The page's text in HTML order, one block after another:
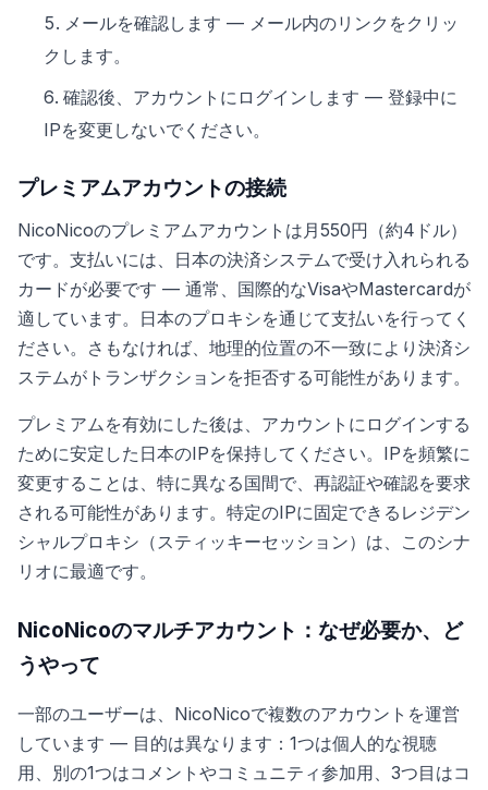
メールを確認します — メール内のリンクをクリッ
クします。
確認後、アカウントにログインします — 登録中に
IPを変更しないでください。
プレミアムアカウントの接続
NicoNicoのプレミアムアカウントは月550円（約4ドル）
です。支払いには、日本の決済システムで受け入れられる
カードが必要です — 通常、国際的なVisaやMastercardが
適しています。日本のプロキシを通じて支払いを行ってく
ださい。さもなければ、地理的位置の不一致により決済シ
ステムがトランザクションを拒否する可能性があります。
プレミアムを有効にした後は、アカウントにログインする
ために安定した日本のIPを保持してください。IPを頻繁に
変更することは、特に異なる国間で、再認証や確認を要求
される可能性があります。特定のIPに固定できるレジデン
シャルプロキシ（スティッキーセッション）は、このシナ
リオに最適です。
NicoNicoのマルチアカウント：なぜ必要か、ど
うやって
一部のユーザーは、NicoNicoで複数のアカウントを運営
しています — 目的は異なります：1つは個人的な視聴
用、別の1つはコメントやコミュニティ参加用、3つ目はコ